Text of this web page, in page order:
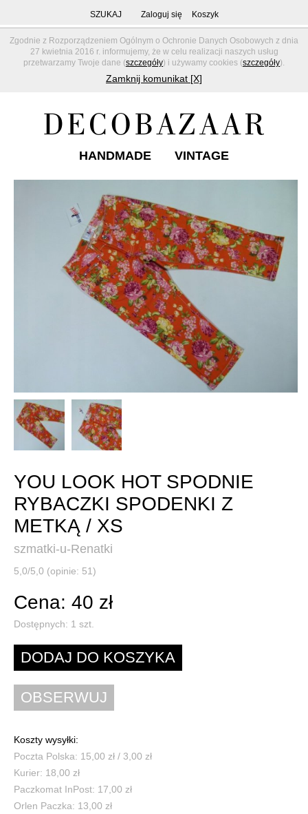
Zgodnie z Rozporządzeniem Ogólnym o Ochronie Danych Osobowych z dnia
27 kwietnia 2016 r. informujemy, że w celu realizacji naszych usług
przetwarzamy Twoje dane (szczegóły) i używamy cookies (szczegóły).
Zamknij komunikat [X]
SZUKAJ Zaloguj się Koszyk
HANDMADE VINTAGE
YOU LOOK HOT SPODNIE
RYBACZKI SPODENKI Z
METKĄ / XS
szmatki-u-Renatki
5,0/5,0 (opinie: 51)
Cena: 40 zł
Dostępnych: 1 szt.
Koszty wysyłki:
Poczta Polska: 15,00 zł / 3,00 zł
Kurier: 18,00 zł
Paczkomat InPost: 17,00 zł
Orlen Paczka: 13,00 zł